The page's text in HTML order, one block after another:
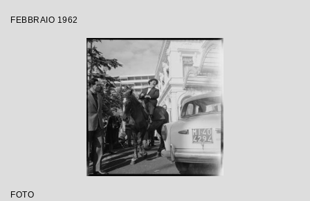
FEBBRAIO 1962
FOTO